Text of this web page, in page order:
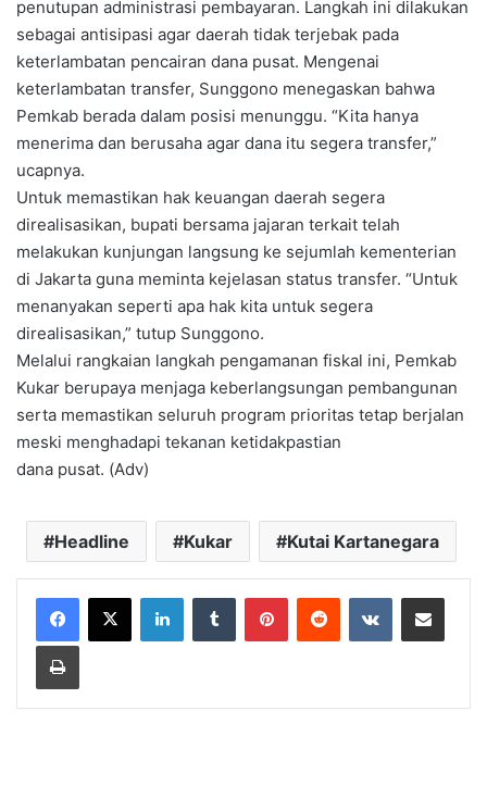
penutupan administrasi pembayaran. Langkah ini dilakukan
sebagai antisipasi agar daerah tidak terjebak pada
keterlambatan pencairan dana pusat. Mengenai
keterlambatan transfer, Sunggono menegaskan bahwa
Pemkab berada dalam posisi menunggu. “Kita hanya
menerima dan berusaha agar dana itu segera transfer,”
ucapnya.
Untuk memastikan hak keuangan daerah segera
direalisasikan, bupati bersama jajaran terkait telah
melakukan kunjungan langsung ke sejumlah kementerian
di Jakarta guna meminta kejelasan status transfer. “Untuk
menanyakan seperti apa hak kita untuk segera
direalisasikan,” tutup Sunggono.
Melalui rangkaian langkah pengamanan fiskal ini, Pemkab
Kukar berupaya menjaga keberlangsungan pembangunan
serta memastikan seluruh program prioritas tetap berjalan
meski menghadapi tekanan ketidakpastian
dana pusat. (Adv)
Headline Kukar Kutai Kartanegara
LinkedInTumblr PinterestReddit VKontakteShare via Email
Print